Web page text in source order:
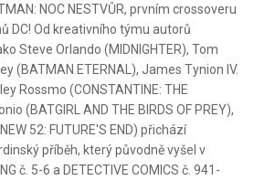
NOC NESTVŮR, prvním crossoveru
DC! Od kreativního týmu autorů
Steve Orlando (MIDNIGHTER), Tom
(BATMAN ETERNAL), James Tynion IV.
Rossmo (CONSTANTINE: THE
(BATGIRL AND THE BIRDS OF PREY),
52: FUTURE'S END) přichází
příběh, který původně vyšel v
č. 5-6 a DETECTIVE COMICS č. 941-